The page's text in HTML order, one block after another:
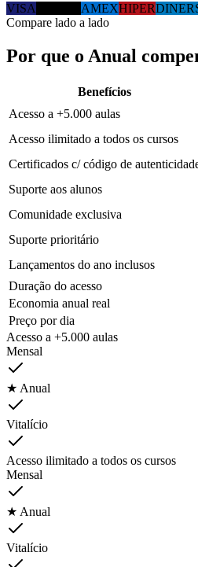
VISA
AMEXHIPER
Compare lado a lado
Por que o Anual
Benefícios
Acesso a +5.000 aulas
Acesso ilimitado a todos os cursos
Certificados c/ código de
Suporte aos alunos
Comunidade exclusiva
Suporte prioritário
Lançamentos do ano inclusos
Duração do acesso
Economia anual real
Preço por dia
Acesso a +5.000 aulas
Mensal
★ Anual
Vitalício
Acesso ilimitado a todos os cursos
Mensal
★ Anual
Vitalício